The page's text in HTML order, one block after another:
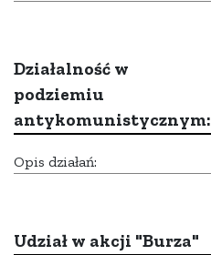
Działalność w
podziemiu
antykomunistycznym:
Opis działań:
Udział w akcji "Burza"